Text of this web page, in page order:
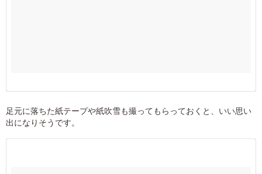
足元に落ちた紙テープや紙吹雪も撮ってもらっておくと、いい思い
出になりそうです。